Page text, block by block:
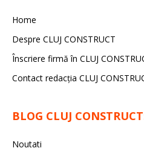
Home
Despre CLUJ CONSTRUCT
Înscriere firmă în CLUJ
Contact redacția CLUJ
BLOG CLUJ
Noutati